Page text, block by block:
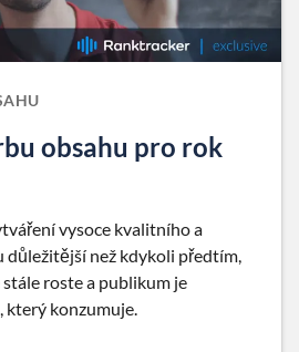
obsahu pro rok
vysoce kvalitního a
důležitější než kdykoli předtím,
roste a publikum je
který konzumuje.